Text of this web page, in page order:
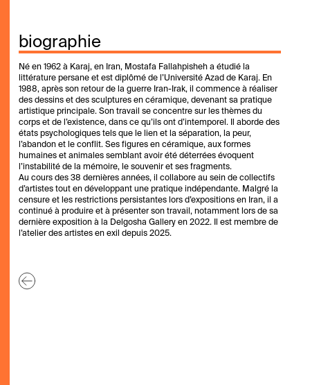
biographie
Né en 1962 à Karaj, en Iran, Mostafa Fallahpisheh a étudié la
littérature persane et est diplômé de l’Université Azad de Karaj. En
1988, après son retour de la guerre Iran-Irak, il commence à réaliser
des dessins et des sculptures en céramique, devenant sa pratique
artistique principale. Son travail se concentre sur les thèmes du
corps et de l’existence, dans ce qu’ils ont d’intemporel. Il aborde des
états psychologiques tels que le lien et la séparation, la peur,
l’abandon et le conflit. Ses figures en céramique, aux formes
humaines et animales semblant avoir été déterrées évoquent
l’instabilité de la mémoire, le souvenir et ses fragments.
Au cours des 38 dernières années, il collabore au sein de collectifs
d’artistes tout en développant une pratique indépendante. Malgré la
censure et les restrictions persistantes lors d’expositions en Iran, il a
continué à produire et à présenter son travail, notamment lors de sa
dernière exposition à la Delgosha Gallery en 2022. Il est membre de
l’atelier des artistes en exil depuis 2025.